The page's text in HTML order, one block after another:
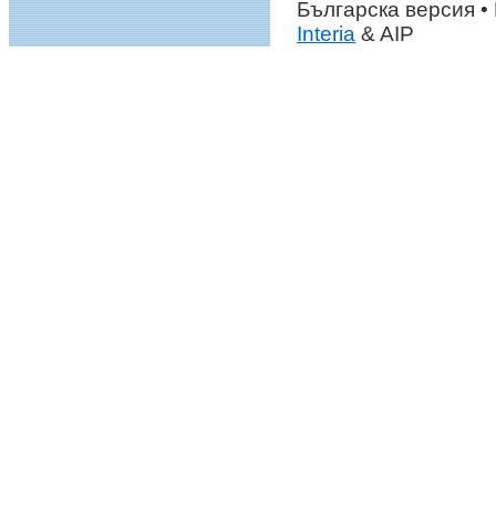
Българска версия
Interia & AIP